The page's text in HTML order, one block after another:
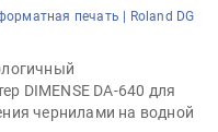
печать | Roland DG
DIMENSE DA-640 для
чернилами на водной